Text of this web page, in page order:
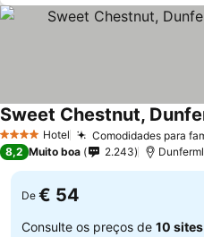
4 EstrelasHotel Comodidades para
Ver preços
8,2 Muito boa 2.243
De € 54
Consulte os preços de 10 sites